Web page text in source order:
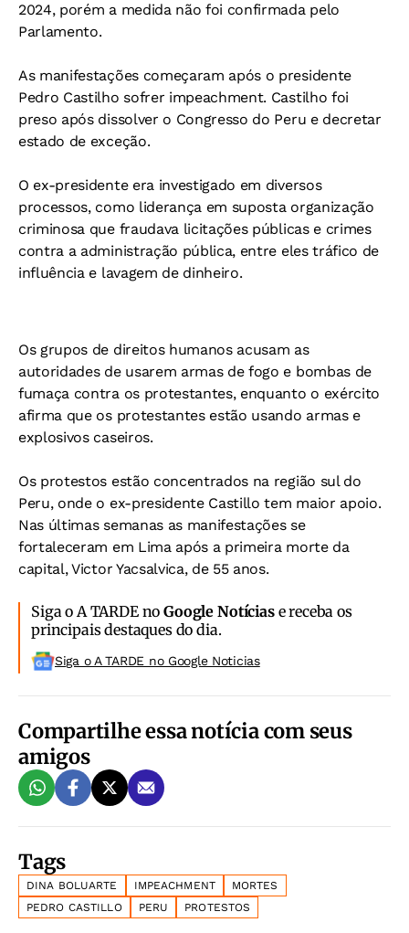
2024, porém a medida não foi confirmada pelo
Parlamento.
As manifestações começaram após o presidente
Pedro Castilho sofrer impeachment. Castilho foi
preso após dissolver o Congresso do Peru e decretar
estado de exceção.
O ex-presidente era investigado em diversos
processos, como liderança em suposta organização
criminosa que fraudava licitações públicas e crimes
contra a administração pública, entre eles tráfico de
influência e lavagem de dinheiro.
Os grupos de direitos humanos acusam as
autoridades de usarem armas de fogo e bombas de
fumaça contra os protestantes, enquanto o exército
afirma que os protestantes estão usando armas e
explosivos caseiros.
Os protestos estão concentrados na região sul do
Peru, onde o ex-presidente Castillo tem maior apoio.
Nas últimas semanas as manifestações se
fortaleceram em Lima após a primeira morte da
capital, Victor Yacsalvica, de 55 anos.
Siga o A TARDE noGoogle Notíciase receba os
principais destaques do dia.
Siga o A TARDE no Google Noticias
Compartilhe essa notícia com seus
amigos
Tags
DINA BOLUARTE IMPEACHMENT
MORTES
PEDRO CASTILLO
PERU PROTESTOS